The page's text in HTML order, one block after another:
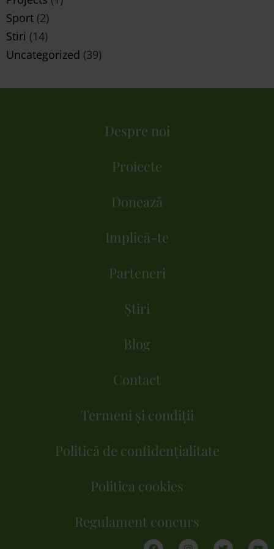
Sport (2)
Stiri (14)
Uncategorized (39)
Despre noi
Proiecte
Donează
Implică-te
Parteneri
Știri
Blog
Contact
Termeni și condiții
Politică de confidențialitate
Politica cookies
Regulament concurs